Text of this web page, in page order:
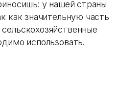
у нашей страны
как значительную часть
использовать.